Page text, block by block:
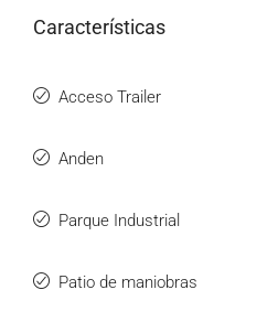
Características
Acceso Trailer
Anden
Parque Industrial
Patio de maniobras